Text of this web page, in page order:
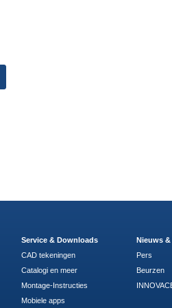
Service & Downloads
CAD tekeningen
Catalogi en meer
Montage-Instructies
Mobiele apps
Nieuws &
Pers
Beurzen